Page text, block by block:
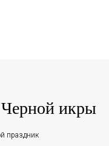
икры
праздник